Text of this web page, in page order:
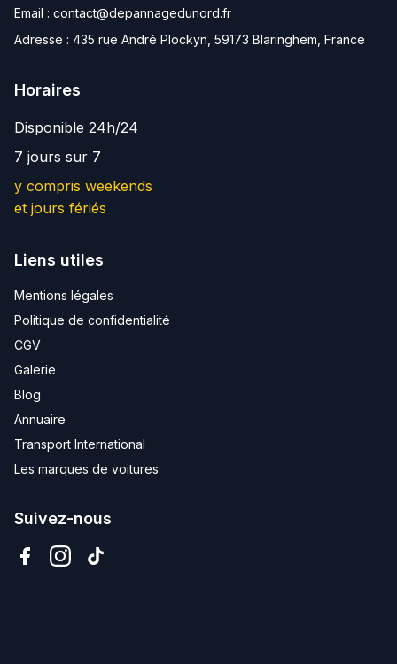
Email : contact@depannagedunord.fr
Adresse : 435 rue André Plockyn, 59173 Blaringhem, France
Horaires
Disponible 24h/24
7 jours sur 7
y compris weekends
et jours fériés
Liens utiles
Mentions légales
Politique de confidentialité
CGV
Galerie
Blog
Annuaire
Transport International
Les marques de voitures
Suivez-nous